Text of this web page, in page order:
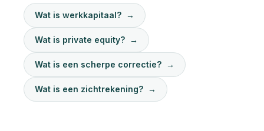
Wat is werkkapitaal? →
Wat is private equity? →
Wat is een scherpe correctie? →
Wat is een zichtrekening? →